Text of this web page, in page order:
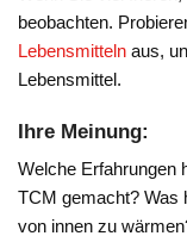
beobachten.
Lebensmitteln aus,
Lebensmittel.
Ihre Meinung:
Welche Erfahrungen
TCM gemacht? Was
von innen zu